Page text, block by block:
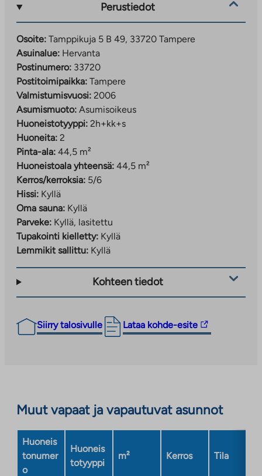
Perustiedot
Osoite: Tamppikuja 5 B 49, 33720 Tampere
Asuinalue: Hervanta
Postinumero: 33720
Postitoimipaikka: Tampere
Valmistumisvuosi: 2006
Asumismuoto: Asumisoikeus
Huoneistotyyppi: 2h+kk+s
Huoneita: 2
Pinta-ala: 44,5 m²
Huoneistoala yhteensä: 44,5 m²
Kerros/kerroksia: 5/6
Hissi: Kyllä
Oma sauna: Kyllä
Parveke: Kyllä, lasitettu
Tupakointi kielletty: Kyllä
Lemmikit sallittu: Kyllä
Kohteen tiedot
Siirry talosivulle Lataa kohde-esite
Linkki
vie
uuteen
Muut vapaat ja vapautuvat asunnot
Huoneis
tonumer
o
Huoneis
totyyppi
m² Kerros Tila